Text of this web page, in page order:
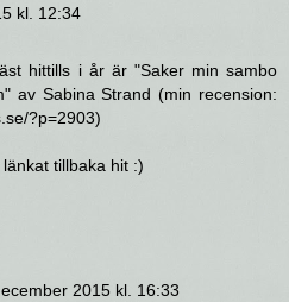
kl. 12:34
hittills i år är "Saker min sambo
av Sabina Strand (min recension:
?p=2903)
tillbaka hit :)
2015 kl. 16:33